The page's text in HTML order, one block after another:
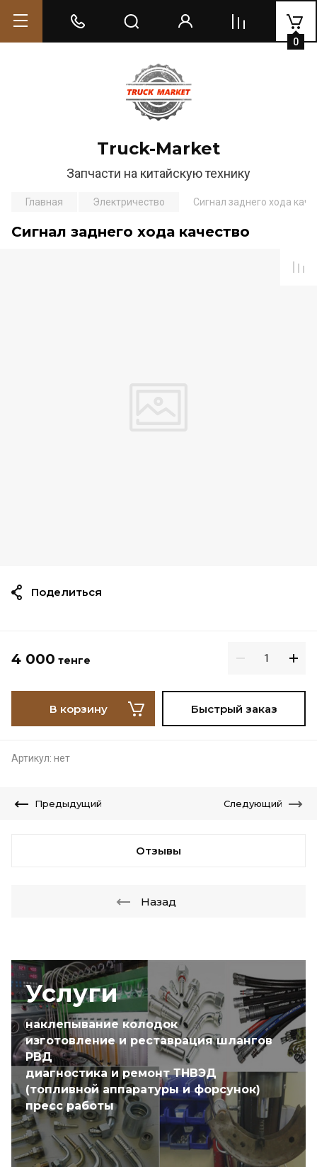
Truck-Market
Запчасти на китайскую технику
0
Услуги
наклепывание колодок
изготовление и реставрация шлангов
РВД
диагностика и ремонт ТНВЭД
(топливной аппаратуры и форсунок)
пресс работы
Главная Электричество Сигнал заднего хода
Сигнал заднего хода качество
4 000 тенге
В корзину Быстрый заказ
Артикул: нет
Поделиться
Предыдущий Следующий
Отзывы
Назад